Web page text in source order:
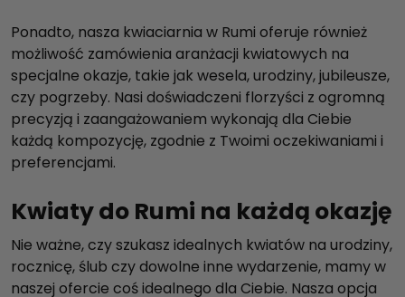
Ponadto, nasza kwiaciarnia w Rumi oferuje również
możliwość zamówienia aranżacji kwiatowych na
specjalne okazje, takie jak wesela, urodziny, jubileusze,
czy pogrzeby. Nasi doświadczeni florzyści z ogromną
precyzją i zaangażowaniem wykonają dla Ciebie
każdą kompozycję, zgodnie z Twoimi oczekiwaniami i
preferencjami.
Kwiaty do Rumi na każdą okazję
Nie ważne, czy szukasz idealnych kwiatów na urodziny,
rocznicę, ślub czy dowolne inne wydarzenie, mamy w
naszej ofercie coś idealnego dla Ciebie. Nasza opcja